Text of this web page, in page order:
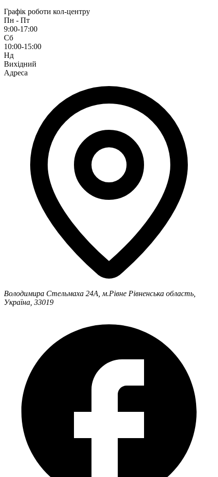
Графік роботи кол-центру
Пн - Пт
9:00-17:00
Сб
10:00-15:00
Нд
Вихідний
Адреса
Володимира Стельмаха 24А, м.Рівне Рівненська область,
Україна, 33019